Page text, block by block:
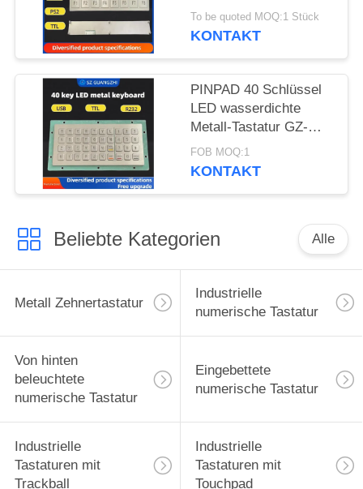
Tastatur Edelstahl 304
Seiten-Tastatur-Pinpad
To be quoted MOQ:1 Stück
KONTAKT
PINPAD 40 Schlüssel
LED wasserdichte
Metall-Tastatur GZ-
C001055 R232
Schnittstelle
FOB MOQ:1
KONTAKT
Beliebte Kategorien Alle
Metall Zehnertastatur
Industrielle
numerische Tastatur
Von hinten
beleuchtete
numerische Tastatur
Eingebettete
numerische Tastatur
Industrielle
Tastaturen mit
Trackball
Industrielle
Tastaturen mit
Touchpad